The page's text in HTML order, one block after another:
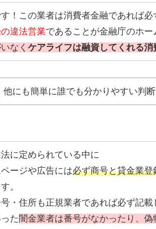
！この業者は消費者金融であれば
違法営業であることが金融庁のホー
なく ケアライフは融資してくれる
他にも簡単に誰でも分かりやすい判
に定められている中に
ージや広告には必ず商号と貸金業
。
・住所も正規業者であれば必ず記載
た闇金業者は番号がなかったり、偽